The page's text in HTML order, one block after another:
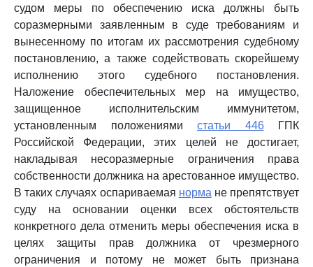
судом меры по обеспечению иска должны быть
соразмерными заявленным в суде требованиям и
вынесенному по итогам их рассмотрения судебному
постановлению, а также содействовать скорейшему
исполнению этого судебного постановления.
Наложение обеспечительных мер на имущество,
защищенное исполнительским иммунитетом,
установленным положениями статьи 446ГПК
Российской Федерации, этих целей не достигает,
накладывая несоразмерные ограничения права
собственности должника на арестованное имущество.
В таких случаях оспариваемая норма не препятствует
суду на основании оценки всех обстоятельств
конкретного дела отменить меры обеспечения иска в
целях защиты прав должника от чрезмерного
ограничения и потому не может быть признана